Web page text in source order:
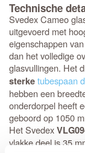
Technische
Svedex Cameo
uitgevoerd met
eigenschappen
dan het volledige
glasvullingen. Het
sterketubespaan
hebben een
onderdorpel heeft
geboord op 1050
Het Svedex
vlakke deel is 35